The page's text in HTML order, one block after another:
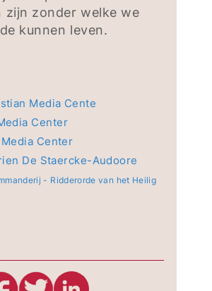
zijn zonder welke we
kunnen leven.
Media Cente
Center
Center
De Staercke-Audoore
- Ridderorde van het Heilig